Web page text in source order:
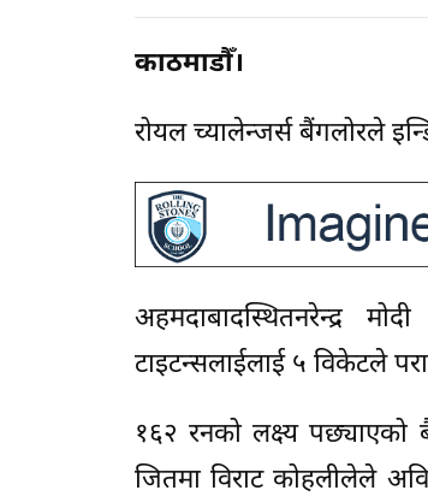
काठमाडौँ।
रोयल च्यालेन्जर्स बैंगलोरले
अहमदाबादस्थितनरेन्द्र
टाइटन्सलाईलाई ५ विकेटले
१६२ रनको लक्ष्य
जितमा विराट कोहलीलेले